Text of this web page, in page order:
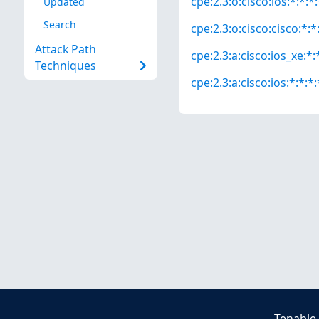
Search
Attack Path
Techniques